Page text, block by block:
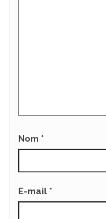
Nom *
E-mail *